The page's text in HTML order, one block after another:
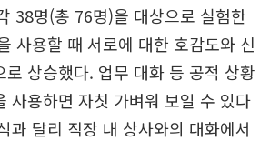
38명(총 76명)을 대상으로 실험한
사용할 때 서로에 대한 호감도와 신
로 상승했다. 업무 대화 등 공적 상황
사용하면 자칫 가벼워 보일 수 있다
과 달리 직장 내 상사와의 대화에서